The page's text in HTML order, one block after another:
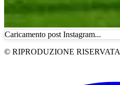
Caricamento post Instagram...
© RIPRODUZIONE RISERVATA